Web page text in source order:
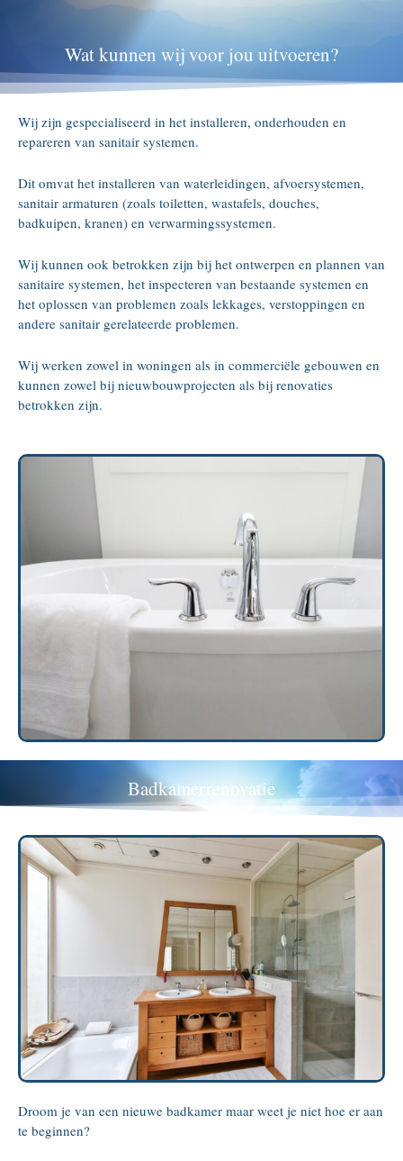
Wat kunnen wij voor jou uitvoeren?
Wij zijn gespecialiseerd in het installeren, onderhouden en
repareren van sanitair systemen.
Dit omvat het installeren van waterleidingen, afvoersystemen,
sanitair armaturen (zoals toiletten, wastafels, douches,
badkuipen, kranen) en verwarmingssystemen.
Wij kunnen ook betrokken zijn bij het ontwerpen en plannen van
sanitaire systemen, het inspecteren van bestaande systemen en
het oplossen van problemen zoals lekkages, verstoppingen en
andere sanitair gerelateerde problemen.
Wij werken zowel in woningen als in commerciële gebouwen en
kunnen zowel bij nieuwbouwprojecten als bij renovaties
betrokken zijn.
Badkamerrenovatie
Droom je van een nieuwe badkamer maar weet je niet hoe er aan
te beginnen?